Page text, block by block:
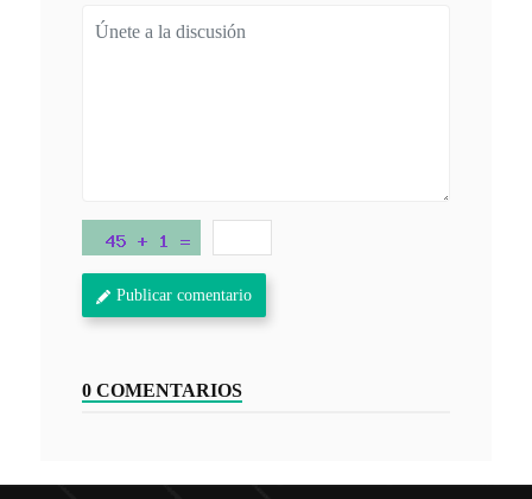
Publicar comentario
0 COMENTARIOS